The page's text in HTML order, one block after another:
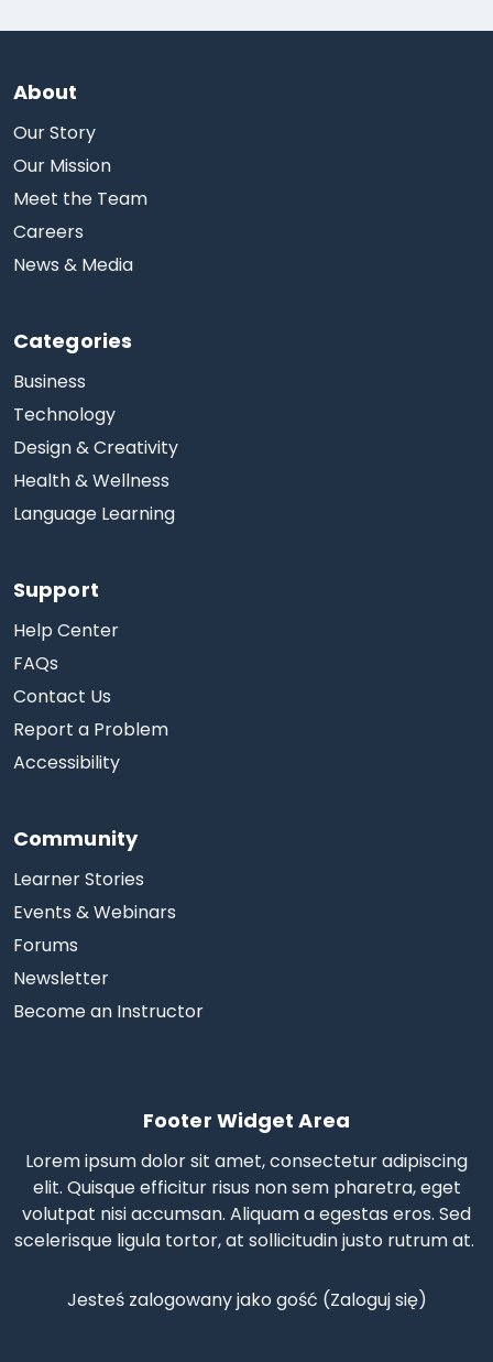
About
Our Story
Our Mission
Meet the Team
Careers
News & Media
Categories
Business
Technology
Design & Creativity
Health & Wellness
Language Learning
Support
Help Center
FAQs
Contact Us
Report a Problem
Accessibility
Community
Learner Stories
Events & Webinars
Forums
Newsletter
Become an Instructor
Footer Widget Area
Lorem ipsum dolor sit amet, consectetur adipiscing
elit. Quisque efficitur risus non sem pharetra, eget
volutpat nisi accumsan. Aliquam a egestas eros. Sed
scelerisque ligula tortor, at sollicitudin justo rutrum at.
Jesteś zalogowany jako gość (Zaloguj się)